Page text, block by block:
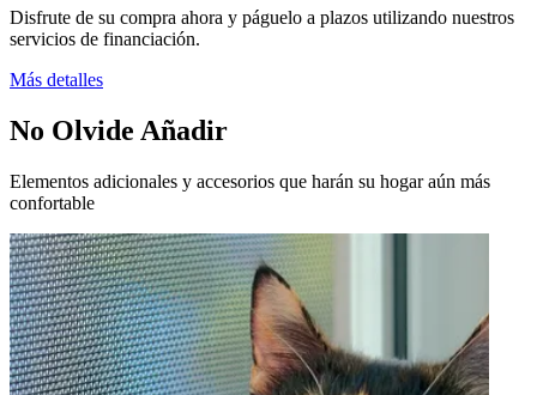
Disfrute de su compra ahora y páguelo a plazos utilizando nuestros
servicios de financiación.
Más detalles
No Olvide Añadir
Elementos adicionales y accesorios que harán su hogar aún más
confortable